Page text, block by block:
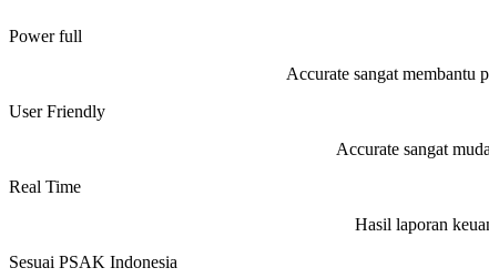
Power full
Accurate sangat membantu
User Friendly
Accurate sangat
Real Time
Hasil laporan
Sesuai PSAK Indonesia